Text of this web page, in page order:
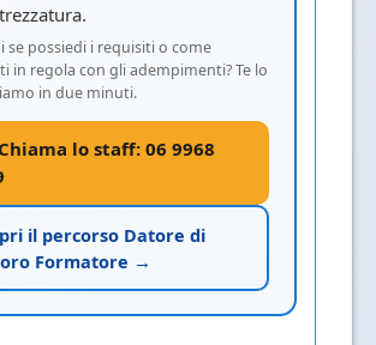
se possiedi i requisiti o come
in regola con gli adempimenti? Te lo
in due minuti.
Chiama lo staff: 06 9968
il percorso Datore di
Formatore →